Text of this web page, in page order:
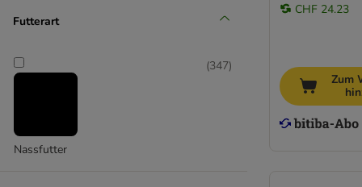
Butcher's
DOGGY DOG
Dolina Noteci
Futterart
Nassfutter
(347)
CHF 24.23
Zum